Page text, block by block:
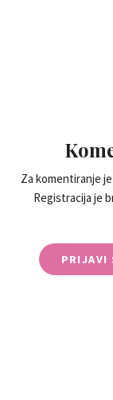
Za komentiranje
Registracija je
PRIJAVI